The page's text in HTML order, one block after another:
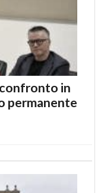
in
permanente